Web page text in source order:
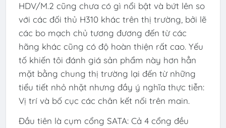
HDV/M.2 cũng chưa có gì nổi bật và bứt lên so
với các đối thủ H310 khác trên thị trường, bởi lẽ
các bo mạch chủ tương đương đến từ các
hãng khác cũng có độ hoàn thiện rất cao. Yếu
tố khiến tôi đánh giá sản phẩm này hơn hẳn
mặt bằng chung thị trường lại đến từ những
tiểu tiết nhỏ nhặt nhưng đầy ý nghĩa thực tiễn:
Vị trí và bố cục các chân kết nối trên main.
Đầu tiên là cụm cổng SATA: Cả 4 cổng đều